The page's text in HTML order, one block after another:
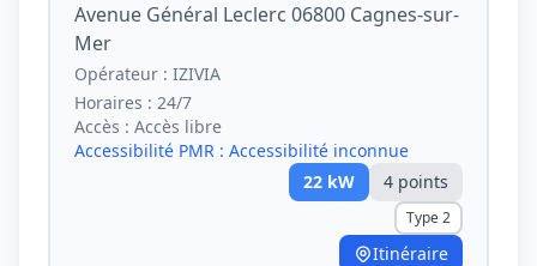
Avenue Général Leclerc 06800 Cagnes-sur-
Mer
Opérateur : IZIVIA
Horaires : 24/7
Accès : Accès libre
Accessibilité PMR : Accessibilité inconnue
22 kW 4 points
Type 2
Itinéraire